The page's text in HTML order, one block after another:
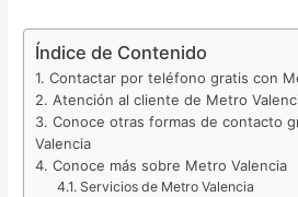
Índice de Contenido
Contactar por teléfono gratis con
Atención al cliente de Metro
Conoce otras formas de contacto
Valencia
Conoce más sobre Metro Valencia
Servicios de Metro Valencia